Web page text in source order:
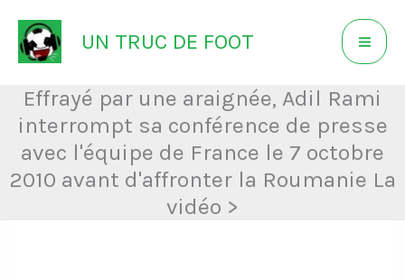
Aller
au
contenu
UN TRUC DE FOOT
Effrayé par une araignée, Adil Rami
interrompt sa conférence de presse
avec l'équipe de France le 7 octobre
2010 avant d'affronter la Roumanie La
vidéo >